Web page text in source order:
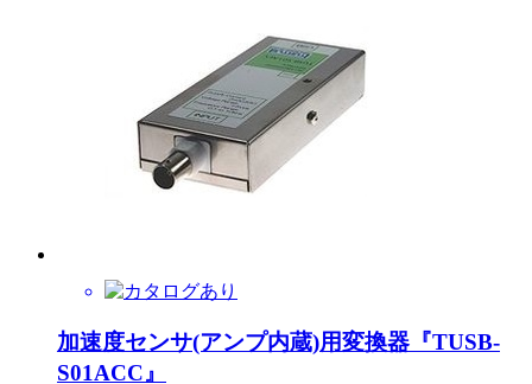
加速度センサ(アンプ内蔵)用変換器『TUSB-
S01ACC』